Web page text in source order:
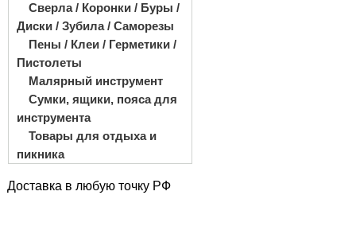
Сверла / Коронки / Буры /
Диски / Зубила / Саморезы
Пены / Клеи / Герметики /
Пистолеты
Малярный инструмент
Сумки, ящики, пояса для
инструмента
Товары для отдыха и
пикника
Доставка в любую точку РФ